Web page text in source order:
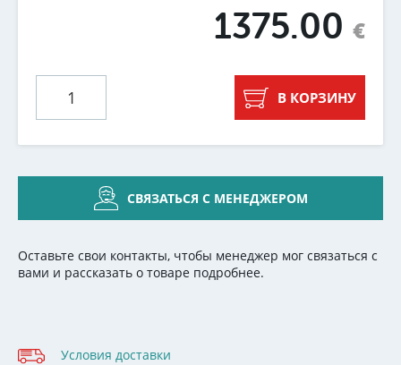
1375.00 €
В КОРЗИНУ
СВЯЗАТЬСЯ С МЕНЕДЖЕРОМ
Оставьте свои контакты, чтобы менеджер мог связаться с
вами и рассказать о товаре подробнее.
Условия доставки